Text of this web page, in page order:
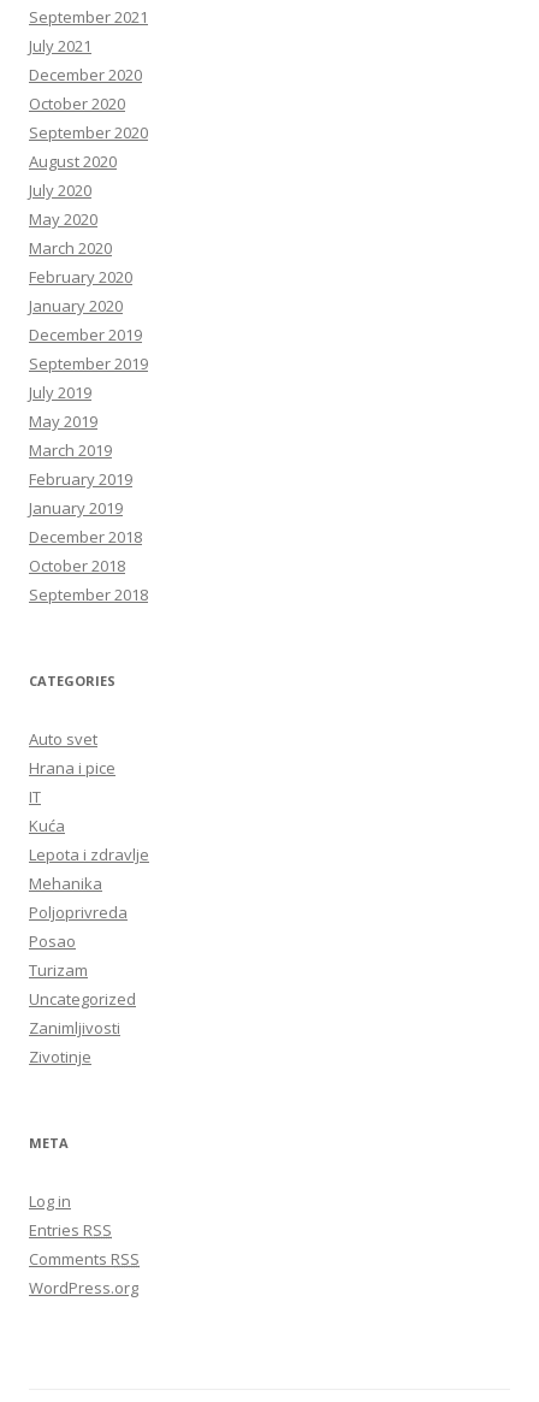
September 2021
July 2021
December 2020
October 2020
September 2020
August 2020
July 2020
May 2020
March 2020
February 2020
January 2020
December 2019
September 2019
July 2019
May 2019
March 2019
February 2019
January 2019
December 2018
October 2018
September 2018
CATEGORIES
Auto svet
Hrana i pice
IT
Kuća
Lepota i zdravlje
Mehanika
Poljoprivreda
Posao
Turizam
Uncategorized
Zanimljivosti
Zivotinje
META
Log in
Entries RSS
Comments RSS
WordPress.org